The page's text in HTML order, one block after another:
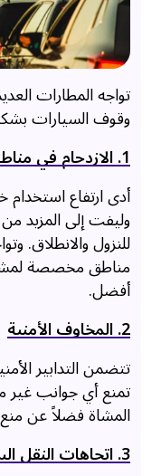
تواجه المطارات
وقوف السيارات
1. الازدحام في مناطق النزول
أدى ارتفاع
وليفت إلى المزيد
للنزول والانطلاق.
مناطق مخصصة
أفضل.
2. المخاوف الأمنية
تتضمن التدابير
تمنع أي جوانب
المشاة فضلاً عن
3. اتجاهات النقل البري المتطورة